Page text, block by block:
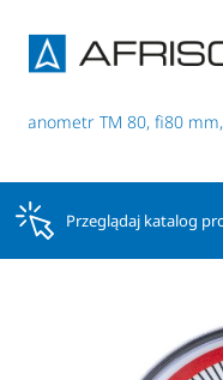
TM 80, fi80
Przeglądaj katalog